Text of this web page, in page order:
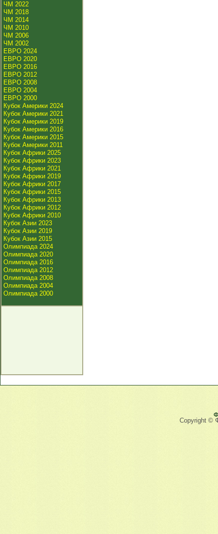
ЧМ 2022
ЧМ 2018
ЧМ 2014
ЧМ 2010
ЧМ 2006
ЧМ 2002
ЕВРО 2024
ЕВРО 2020
ЕВРО 2016
ЕВРО 2012
ЕВРО 2008
ЕВРО 2004
ЕВРО 2000
Кубок Америки 2024
Кубок Америки 2021
Кубок Америки 2019
Кубок Америки 2016
Кубок Америки 2015
Кубок Америки 2011
Кубок Африки 2025
Кубок Африки 2023
Кубок Африки 2021
Кубок Африки 2019
Кубок Африки 2017
Кубок Африки 2015
Кубок Африки 2013
Кубок Африки 2012
Кубок Африки 2010
Кубок Азии 2023
Кубок Азии 2019
Кубок Азии 2015
Олимпиада 2024
Олимпиада 2020
Олимпиада 2016
Олимпиада 2012
Олимпиада 2008
Олимпиада 2004
Олимпиада 2000
Copyright ©